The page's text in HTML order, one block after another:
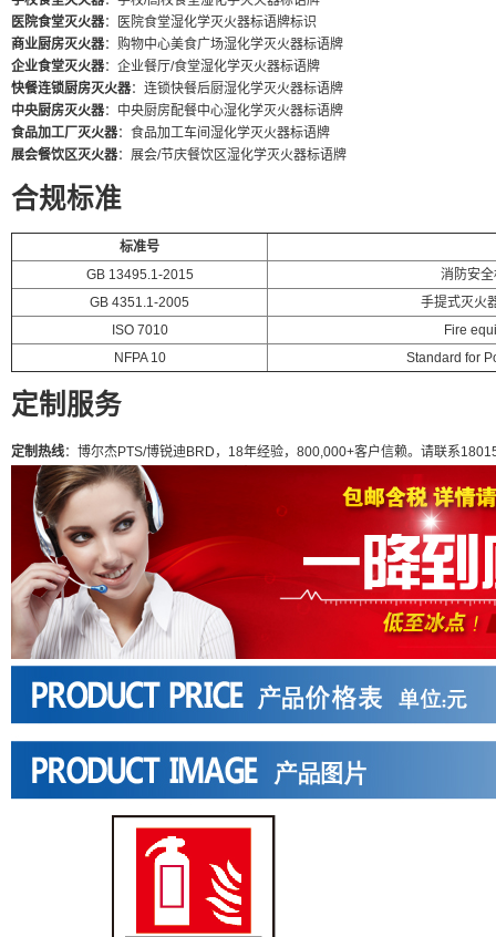
医院食堂灭火器：医院食堂湿化学灭火器标语牌标识
商业厨房灭火器：购物中心美食广场湿化学灭火器标语牌
企业食堂灭火器：企业餐厅/食堂湿化学灭火器标语牌
快餐连锁厨房灭火器：连锁快餐后厨湿化学灭火器标语牌
中央厨房灭火器：中央厨房配餐中心湿化学灭火器标语牌
食品加工厂灭火器：食品加工车间湿化学灭火器标语牌
展会餐饮区灭火器：展会/节庆餐饮区湿化学灭火器标语牌
合规标准
标准号
GB 13495.1-2015
消防安
GB 4351.1-2005
手提式灭火
ISO 7010
Fire
NFPA 10
Standard for
定制服务
定制热线：博尔杰PTS/博锐迪BRD，18年经验，800,000+客户信赖。请联系